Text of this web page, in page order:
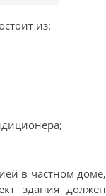
из:
в частном доме,
здания должен